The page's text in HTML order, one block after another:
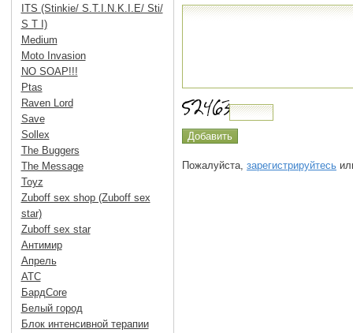
Пожалуйста, зарегистрируйтесь
ITS (Stinkie/ S.T.I.N.K.I.E/ Sti/
S T I)
Medium
Moto Invasion
NO SOAP!!!
Ptas
Raven Lord
Save
Sollex
The Buggers
The Message
Toyz
Zuboff sex shop (Zuboff sex
star)
Zuboff sex star
Антимир
Апрель
АТС
БардCore
Белый город
Блок интенсивной терапии